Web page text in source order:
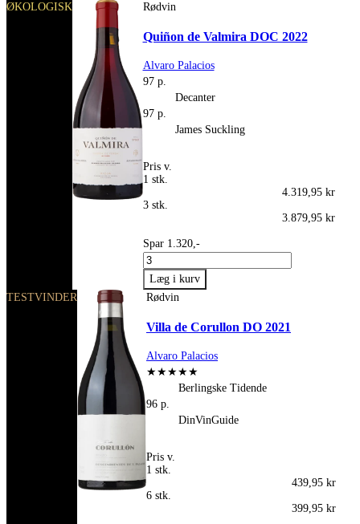
ØKOLOGISK Rødvin
Quiñon de Valmira DOC 2022
Alvaro Palacios
97 p.
Decanter
97 p.
James Suckling
Pris v.
1 stk.
4.319,95 kr
3 stk.
3.879,95 kr
Spar 1.320,-
TESTVINDER Rødvin
Villa de Corullon DO 2021
Alvaro Palacios
★★★★★
Berlingske Tidende
96 p.
DinVinGuide
Pris v.
1 stk.
439,95 kr
6 stk.
399,95 kr